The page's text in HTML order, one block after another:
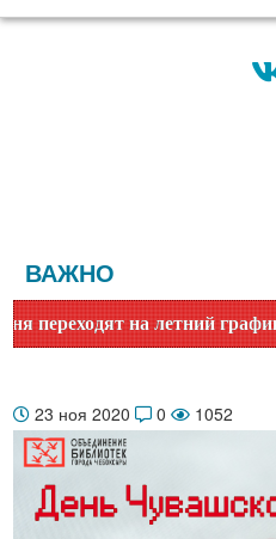
ВАЖНО
на летний график
23 ноя 2020 0 1052